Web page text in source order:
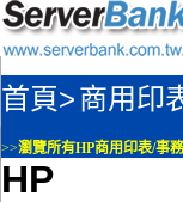
首頁>商用印
>>瀏覽所有HP商用印表/事
HP